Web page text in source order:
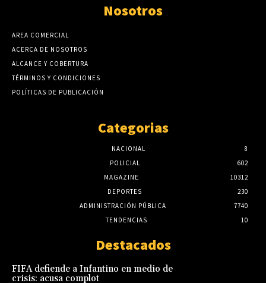
Nosotros
AREA COMERCIAL
ACERCA DE NOSOTROS
ALCANCE Y COBERTURA
TÉRMINOS Y CONDICIONES
POLÍTICAS DE PUBLICACIÓN
Categorias
NACIONAL
8
POLICIAL
602
MAGAZINE
10312
DEPORTES
230
ADMINISTRACIÓN PÚBLICA
7740
TENDENCIAS
10
Destacados
FIFA defiende a Infantino en medio de
crisis: acusa complot